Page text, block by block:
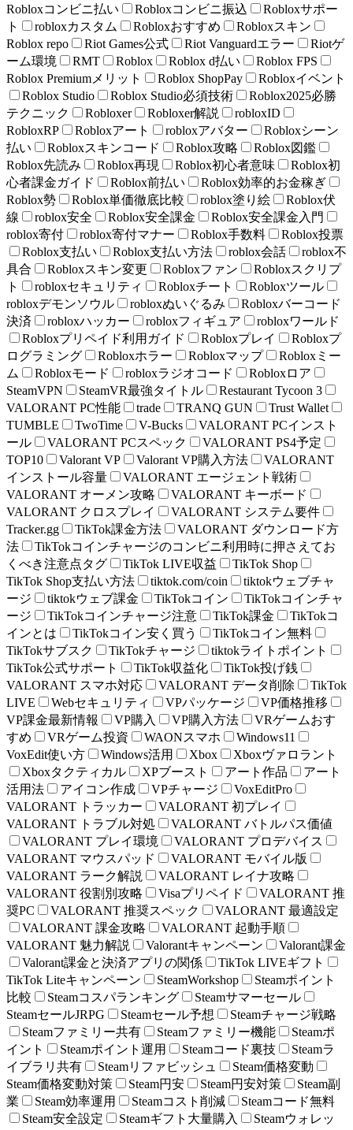
Robloxコンビニ払い
Robloxコンビニ振込
Robloxサポー
ト
robloxカスタム Robloxおすすめ
Robloxスキン
Roblox repo
Riot Games公式 Riot Vanguardエラー
Riotゲ
ーム環境
RMT Roblox Roblox d払い
Roblox FPS
Roblox Premiumメリット
Roblox ShopPay
Robloxイベント
Roblox Studio
Roblox Studio必須技術
Roblox2025必勝
テクニック
Robloxer Robloxer解説
robloxID
RobloxRP
Robloxアート robloxアバター
Robloxシーン
払い
Robloxスキンコード Roblox攻略
Roblox図鑑
Roblox先読み
Roblox再現 Roblox初心者意味
Roblox初
心者課金ガイド
Roblox前払い
Roblox効率的お金稼ぎ
Roblox勢
Roblox単価徹底比較 roblox塗り絵
Roblox伏
線
roblox安全 Roblox安全課金
Roblox安全課金入門
roblox寄付
roblox寄付マナー Roblox手数料
Roblox投票
Roblox支払い
Roblox支払い方法 roblox会話
roblox不
具合
Robloxスキン変更 Robloxファン
Robloxスクリプ
ト
robloxセキュリティ Robloxチート
Robloxツール
robloxデモンソウル
robloxぬいぐるみ
Robloxバーコード
決済
robloxハッカー robloxフィギュア
robloxワールド
Robloxプリペイド利用ガイド
Robloxプレイ
Robloxプ
ログラミング
Robloxホラー Robloxマップ
Robloxミー
ム
Robloxモード robloxラジオコード
Robloxロア
SteamVPN
SteamVR最強タイトル
Restaurant Tycoon 3
VALORANT PC性能
trade TRANQ GUN
Trust Wallet
TUMBLE
TwoTime V-Bucks
VALORANT PCインスト
ール
VALORANT PCスペック
VALORANT PS4予定
TOP10
Valorant VP Valorant VP購入方法
VALORANT
インストール容量
VALORANT エージェント戦術
VALORANT オーメン攻略
VALORANT キーボード
VALORANT クロスプレイ
VALORANT システム要件
Tracker.gg
TikTok課金方法
VALORANT ダウンロード方
法
TikTokコインチャージのコンビニ利用時に押さえてお
くべき注意点タグ
TikTok LIVE収益
TikTok Shop
TikTok Shop支払い方法
tiktok.com/coin
tiktokウェブチャ
ージ
tiktokウェブ課金 TikTokコイン
TikTokコインチャ
ージ
TikTokコインチャージ注意 TikTok課金
TikTokコ
インとは
TikTokコイン安く買う
TikTokコイン無料
TikTokサブスク
TikTokチャージ
tiktokライトポイント
TikTok公式サポート
TikTok収益化
TikTok投げ銭
VALORANT スマホ対応
VALORANT データ削除
TikTok
LIVE
Webセキュリティ VPパッケージ
VP価格推移
VP課金最新情報
VP購入 VP購入方法
VRゲームおす
すめ
VRゲーム投資 WAONスマホ
Windows11
VoxEdit使い方
Windows活用 Xbox
Xboxヴァロラント
Xboxタクティカル
XPブースト アート作品
アート
活用法
アイコン作成 VPチャージ
VoxEditPro
VALORANT トラッカー
VALORANT 初プレイ
VALORANT トラブル対処
VALORANT バトルパス価値
VALORANT プレイ環境
VALORANT プロデバイス
VALORANT マウスパッド
VALORANT モバイル版
VALORANT ラーク解説
VALORANT レイナ攻略
VALORANT 役割別攻略
Visaプリペイド
VALORANT 推
奨PC
VALORANT 推奨スペック
VALORANT 最適設定
VALORANT 課金攻略
VALORANT 起動手順
VALORANT 魅力解説
Valorantキャンペーン
Valorant課金
Valorant課金と決済アプリの関係
TikTok LIVEギフト
TikTok Liteキャンペーン
SteamWorkshop
Steamポイント
比較
Steamコスパランキング
Steamサマーセール
SteamセールJRPG
Steamセール予想
Steamチャージ戦略
Steamファミリー共有
Steamファミリー機能
Steamポ
イント
Steamポイント運用 Steamコード裏技
Steamラ
イブラリ共有
Steamリファビッシュ
Steam価格変動
Steam価格変動対策
Steam円安 Steam円安対策
Steam副
業
Steam効率運用 Steamコスト削減
Steamコード無料
Steam安全設定
Steamギフト大量購入
Steamウォレッ